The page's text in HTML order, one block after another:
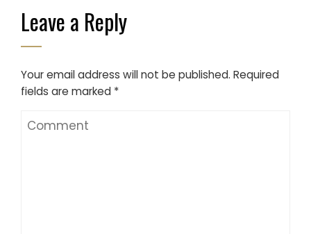
Leave a Reply
Your email address will not be published. Required
fields are marked *